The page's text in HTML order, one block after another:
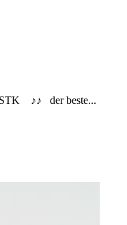
♪♪ der beste...